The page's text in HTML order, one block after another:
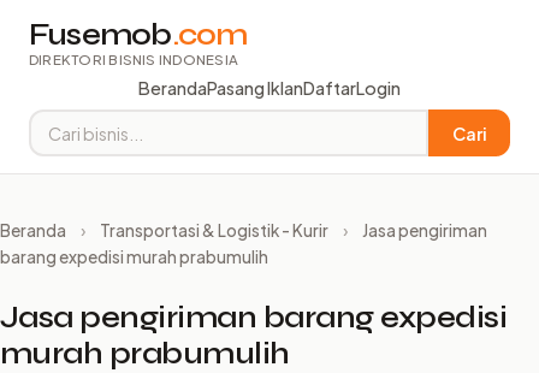
Fusemob.com
DIREKTORI BISNIS INDONESIA
BerandaPasang IklanDaftarLogin
Cari
Beranda › Transportasi & Logistik - Kurir ›
Jasa pengiriman
barang expedisi murah prabumulih
Jasa pengiriman barang expedisi
murah prabumulih